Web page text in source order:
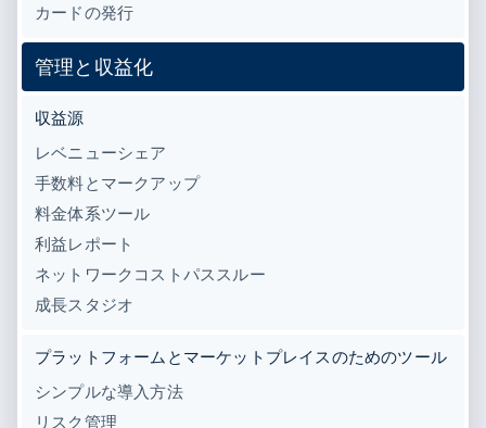
カードの発行
管理と収益化
収益源
レベニューシェア
手数料とマークアップ
料金体系ツール
利益レポート
ネットワークコストパススルー
成長スタジオ
プラットフォームとマーケットプレイスのためのツール
シンプルな導入方法
リスク管理